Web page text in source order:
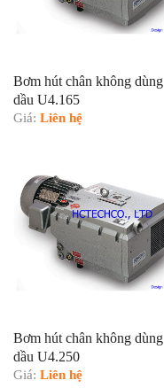
Bơm hút chân không dùng
dầu U4.165
Giá: Liên hệ
Bơm hút chân không dùng
dầu U4.250
Giá: Liên hệ